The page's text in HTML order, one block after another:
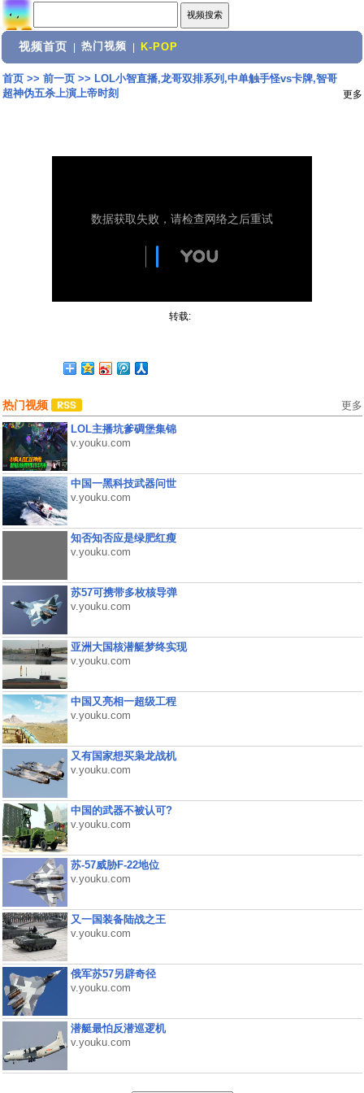
视频首页 热门视频 K-POP
首页>> 前一页>> LOL小智直播,龙哥双排系列,中单触手怪vs卡牌,智哥
超神伪五杀上演上帝时刻
更多
转载:
热门视频 更多
LOL主播坑爹碉堡集锦
v.youku.com
中国一黑科技武器问世
v.youku.com
知否知否应是绿肥红瘦
v.youku.com
苏57可携带多枚核导弹
v.youku.com
亚洲大国核潜艇梦终实现
v.youku.com
中国又亮相一超级工程
v.youku.com
又有国家想买枭龙战机
v.youku.com
中国的武器不被认可?
v.youku.com
苏-57威胁F-22地位
v.youku.com
又一国装备陆战之王
v.youku.com
俄军苏57另辟奇径
v.youku.com
潜艇最怕反潜巡逻机
v.youku.com